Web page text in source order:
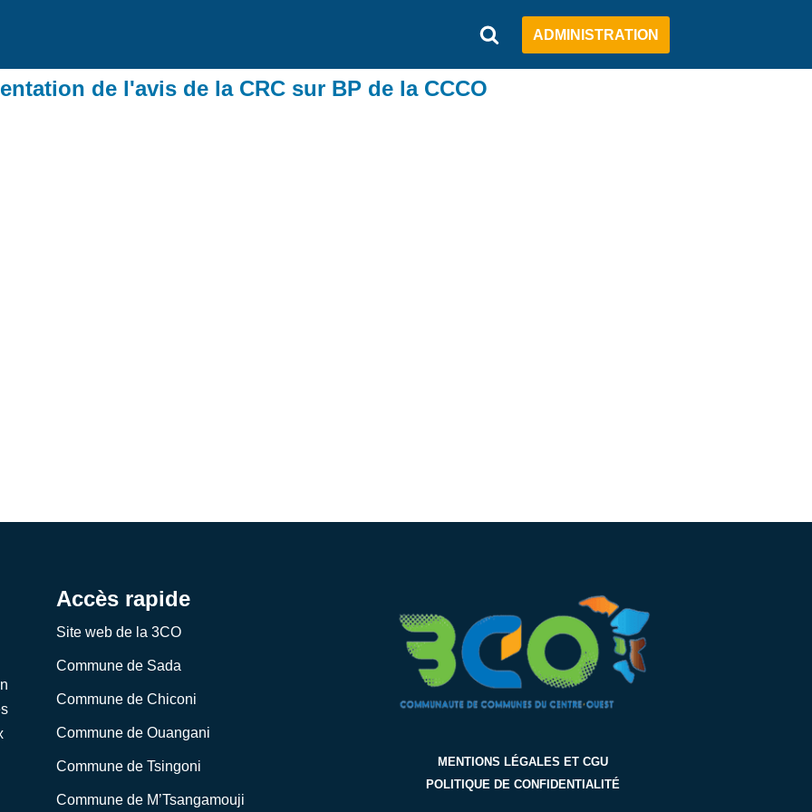
ADMINISTRATION
de l'avis de la CRC sur BP de la CCCO
Accès rapide
Site web de la 3CO
Commune de Sada
Commune de Chiconi
Commune de Ouangani
Commune de Tsingoni
Commune de M’Tsangamouji
MENTIONS LÉGALES ET CGU
POLITIQUE DE CONFIDENTIALITÉ